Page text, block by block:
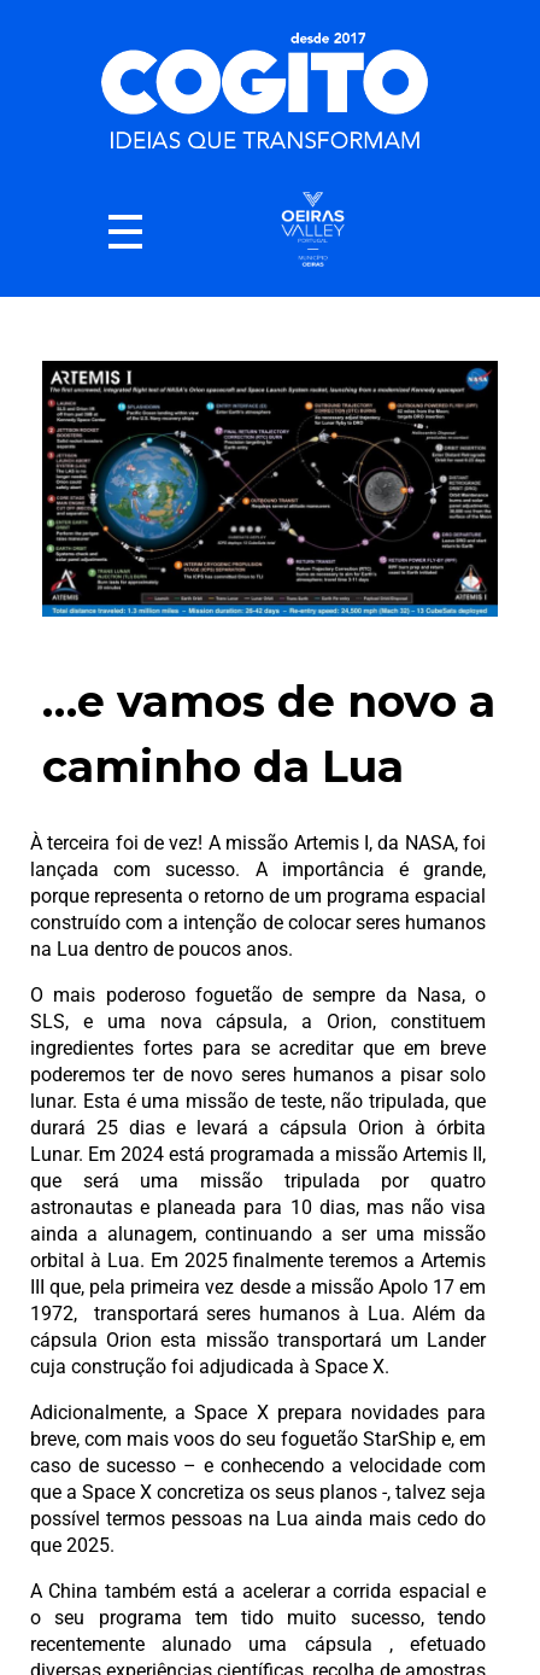
…e vamos de novo a
caminho da Lua
À terceira foi de vez! A missão Artemis I, da NASA, foi
lançada com sucesso. A importância é grande,
porque representa o retorno de um programa espacial
construído com a intenção de colocar seres humanos
na Lua dentro de poucos anos.
O mais poderoso foguetão de sempre da Nasa, o
SLS, e uma nova cápsula, a Orion, constituem
ingredientes fortes para se acreditar que em breve
poderemos ter de novo seres humanos a pisar solo
lunar. Esta é uma missão de teste, não tripulada, que
durará 25 dias e levará a cápsula Orion à órbita
Lunar. Em 2024 está programada a missão Artemis II,
que será uma missão tripulada por quatro
astronautas e planeada para 10 dias, mas não visa
ainda a alunagem, continuando a ser uma missão
orbital à Lua. Em 2025 finalmente teremos a Artemis
III que, pela primeira vez desde a missão Apolo 17 em
1972, transportará seres humanos à Lua. Além da
cápsula Orion esta missão transportará um Lander
cuja construção foi adjudicada à Space X.
Adicionalmente, a Space X prepara novidades para
breve, com mais voos do seu foguetão StarShip e, em
caso de sucesso – e conhecendo a velocidade com
que a Space X concretiza os seus planos -, talvez seja
possível termos pessoas na Lua ainda mais cedo do
que 2025.
A China também está a acelerar a corrida espacial e
o seu programa tem tido muito sucesso, tendo
recentemente alunado uma cápsula , efetuado
diversas experiências científicas, recolha de amostras